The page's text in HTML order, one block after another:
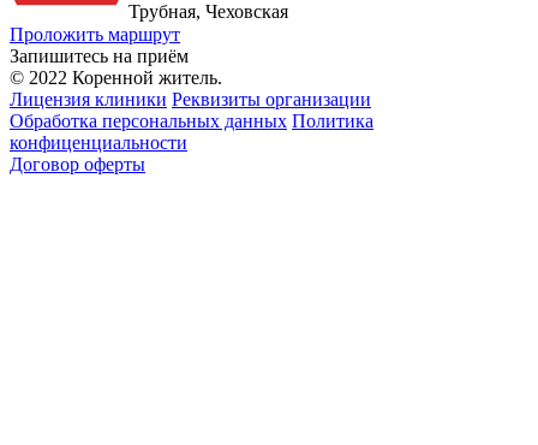
Трубная, Чеховская
Проложить маршрут
Запишитесь на приём
© 2022 Коренной житель.
Лицензия клиники Реквизиты организации
Обработка персональных данных Политика
конфиценциальности
Договор оферты